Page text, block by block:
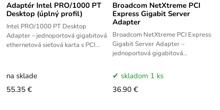
Adaptér Intel PRO/1000 PT
Desktop (úplný profil)
Intel PRO/1000 PT Desktop
Adapter – jednoportová gigabitová
ethernetová sieťová karta s PCI
height
na sklade
55.35 €
Broadcom NetXtreme PCI
Express Gigabit Server
Adapter
Broadcom NetXtreme PCI Express
Gigabit Server Adapter –
jednoportová gigabitová
Express rozhraním a RJ-45
konektorom. Spoľahlivá
skladom 1 ks
36.90 €